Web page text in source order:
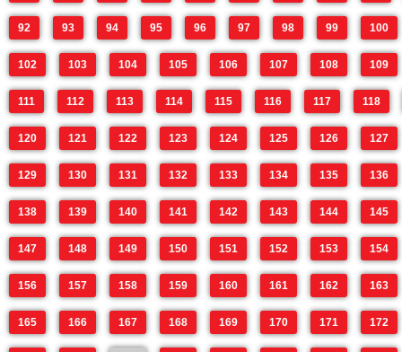
92 93 94 95 96 97 98 99 100
102 103 104 105 106 107 108 109
111 112 113 114 115 116 117 118
120 121 122 123 124 125 126 127
129 130 131 132 133 134 135 136
138 139 140 141 142 143 144 145
147 148 149 150 151 152 153 154
156 157 158 159 160 161 162 163
165 166 167 168 169 170 171 172